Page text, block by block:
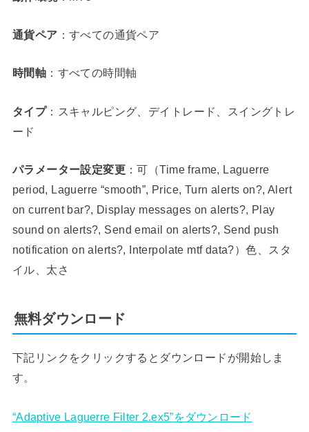
通貨ペア ：すべての通貨ペア
時間軸 ：すべての時間軸
タイプ：スキャルピング、デイトレード、スイングトレ
ード
パラメーター設定変更 ：可（Time frame, Laguerre
period, Laguerre “smooth”, Price, Turn alerts on?, Alert
on current bar?, Display messages on alerts?, Play
sound on alerts?, Send email on alerts?, Send push
notification on alerts?, Interpolate mtf data?）色、スタ
イル、太さ
無料ダウンロード
下記リンクをクリックするとダウンロードが開始しま
す。
“Adaptive Laguerre Filter 2.ex5”をダウンロード